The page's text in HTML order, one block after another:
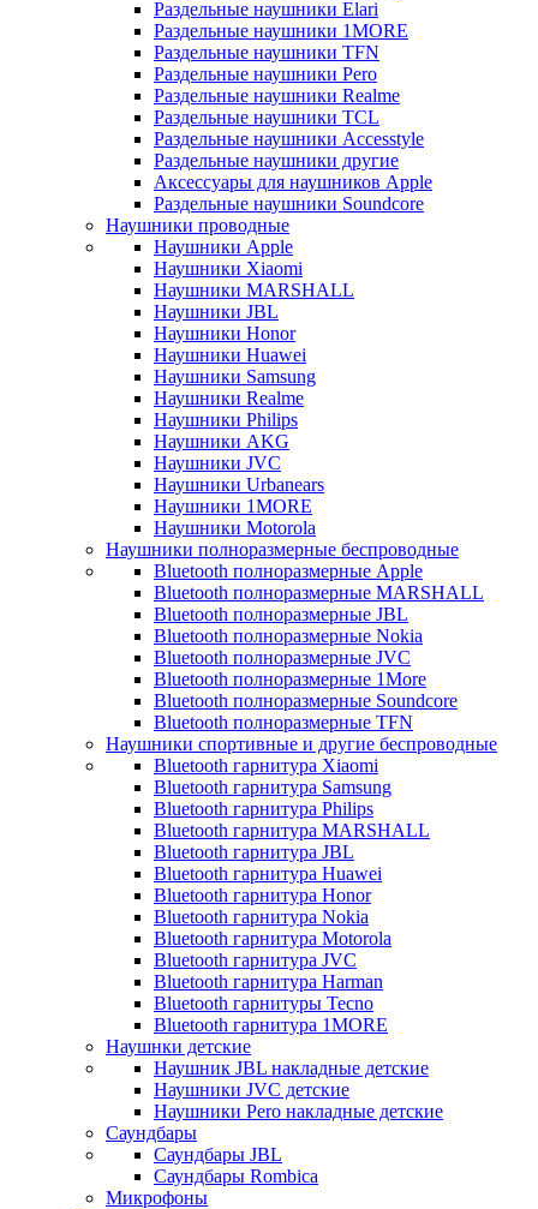
Раздельные наушники Elari
Раздельные наушники 1MORE
Раздельные наушники TFN
Раздельные наушники Pero
Раздельные наушники Realme
Раздельные наушники TCL
Раздельные наушники Accesstyle
Раздельные наушники другие
Аксессуары для наушников Apple
Раздельные наушники Soundcore
Наушники проводные
Наушники Apple
Наушники Xiaomi
Наушники MARSHALL
Наушники JBL
Наушники Honor
Наушники Huawei
Наушники Samsung
Наушники Realme
Наушники Philips
Наушники AKG
Наушники JVC
Наушники Urbanears
Наушники 1MORE
Наушники Motorola
Наушники полноразмерные беспроводные
Bluetooth полноразмерные Apple
Bluetooth полноразмерные MARSHALL
Bluetooth полноразмерные JBL
Bluetooth полноразмерные Nokia
Bluetooth полноразмерные JVC
Bluetooth полноразмерные 1More
Bluetooth полноразмерные Soundcore
Bluetooth полноразмерные TFN
Наушники спортивные и другие беспроводные
Bluetooth гарнитура Xiaomi
Bluetooth гарнитура Samsung
Bluetooth гарнитура Philips
Bluetooth гарнитура MARSHALL
Bluetooth гарнитура JBL
Bluetooth гарнитура Huawei
Bluetooth гарнитура Honor
Bluetooth гарнитура Nokia
Bluetooth гарнитура Motorola
Bluetooth гарнитура JVC
Bluetooth гарнитура Harman
Bluetooth гарнитуры Tecno
Bluetooth гарнитура 1MORE
Наушнки детские
Наушник JBL накладные детские
Наушники JVC детские
Наушники Pero накладные детские
Саундбары
Саундбары JBL
Саундбары Rombica
Микрофоны